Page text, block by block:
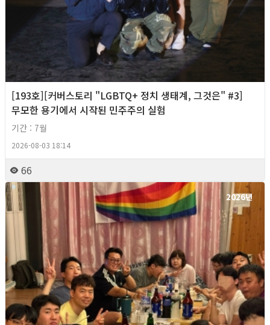
[193호][커버스토리 "LGBTQ+ 정치 생태계, 그것은" #3]
무모한 용기에서 시작된 민주주의 실험
기간 : 7월
2026-08-03 18:14
66
2026년